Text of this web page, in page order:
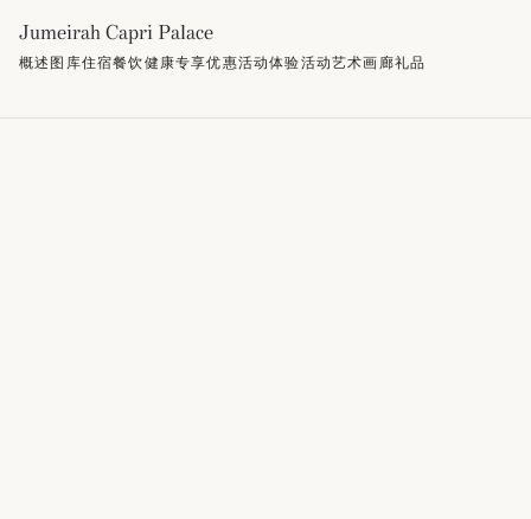
Jumeirah Capri Palace
概述图库住宿餐饮健康专享优惠活动体验活动艺术画廊礼品